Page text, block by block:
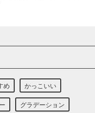
め かっこいい
グラデーション